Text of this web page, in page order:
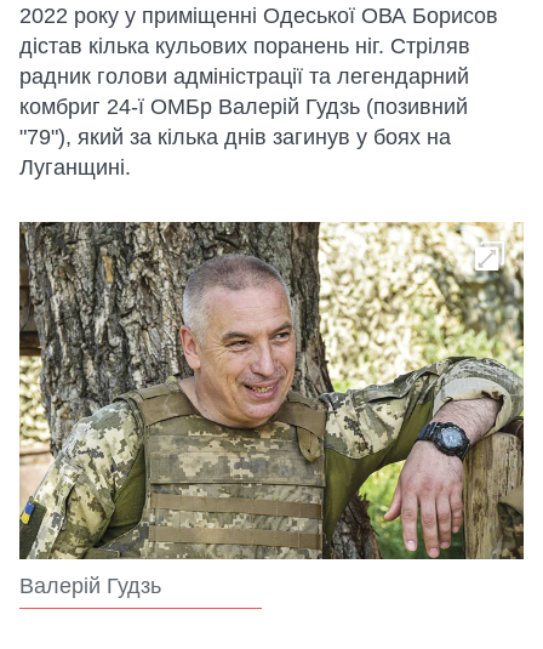
2022 року у приміщенні Одеської ОВА Борисов
дістав кілька кульових поранень ніг. Стріляв
радник голови адміністрації та легендарний
комбриг 24-ї ОМБр Валерій Гудзь (позивний
"79"), який за кілька днів загинув у боях на
Луганщині.
Валерій Гудзь